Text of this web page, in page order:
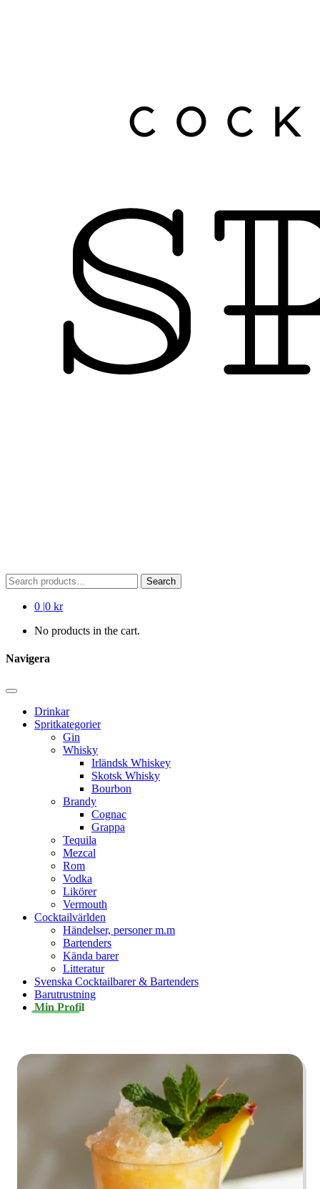
Search
for:
Search
0 |0 kr
No products in the cart.
Navigera
Drinkar
Spritkategorier
Gin
Whisky
Irländsk Whiskey
Skotsk Whisky
Bourbon
Brandy
Cognac
Grappa
Tequila
Mezcal
Rom
Vodka
Likörer
Vermouth
Cocktailvärlden
Händelser, personer m.m
Bartenders
Kända barer
Litteratur
Svenska Cocktailbarer & Bartenders
Barutrustning
Min Profil